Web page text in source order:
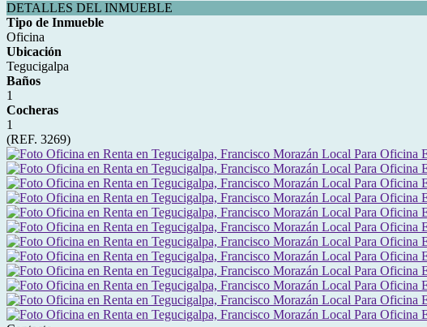
DETALLES DEL INMUEBLE
Tipo de Inmueble
Oficina
Ubicación
Tegucigalpa
Baños
1
Cocheras
1
(REF. 3269)